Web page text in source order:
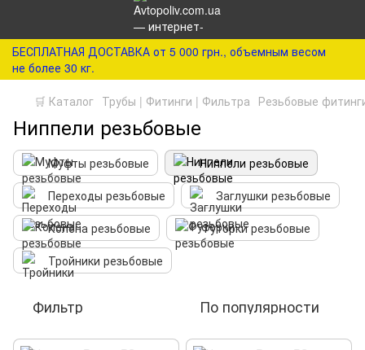
БЕСПЛАТНАЯ ДОСТАВКА от 5 000 грн., объемным весом
не более 30 кг.
🛒 Каталог Трубы | Фитинги | Фильтра Резьбовые
Ниппели резьбовые
Муфты резьбовые
Ниппели резьбовые
Переходы резьбовые
Заглушки резьбовые
Колена резьбовые
Футорки резьбовые
Тройники резьбовые
Фильтр По популярности